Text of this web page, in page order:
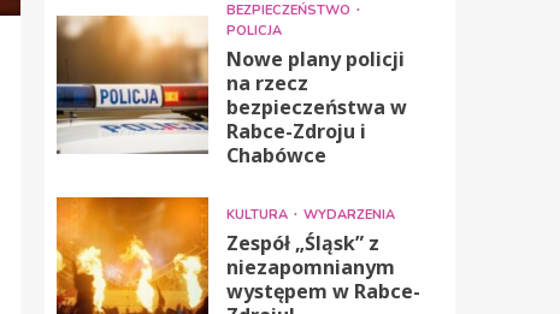
BEZPIECZEŃSTWO
POLICJA
Nowe plany policji
na rzecz
bezpieczeństwa w
Rabce-Zdroju i
Chabówce
KULTURA WYDARZENIA
Zespół „Śląsk” z
niezapomnianym
występem w Rabce-